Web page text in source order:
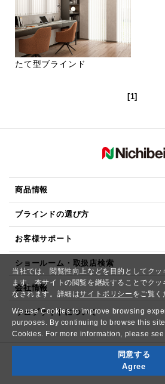
当社では、閲覧性向上などを目的としてク
ます。本サイトの閲覧を継続することでク
なされます。詳細はサイトポリシー をご覧く
We use Cookies to improve browsing
purposes. By continuing to browse this
Cookies. For more information, please
同意する
Agree
たて型ブラインド
[1]
商品情報
ブラインドの選び方
お客様サポート
ショールーム・取扱店検索
会社情報
ウェブサイトについて
Copyright© NICHIBEI CO.,LTD. All